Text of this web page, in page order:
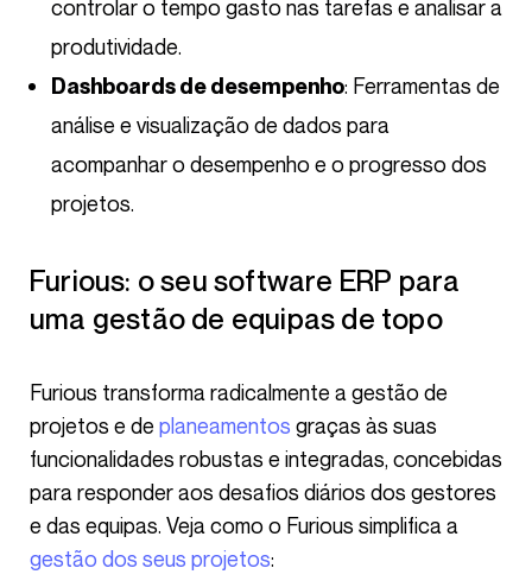
controlar o tempo gasto nas tarefas e analisar a
produtividade.
Dashboards de desempenho: Ferramentas de
análise e visualização de dados para
acompanhar o desempenho e o progresso dos
projetos.
Furious: o seu software ERP para
uma gestão de equipas de topo
Furious transforma radicalmente a gestão de
projetos e de planeamentos graças às suas
funcionalidades robustas e integradas, concebidas
para responder aos desafios diários dos gestores
e das equipas. Veja como o Furious simplifica a
gestão dos seus projetos: